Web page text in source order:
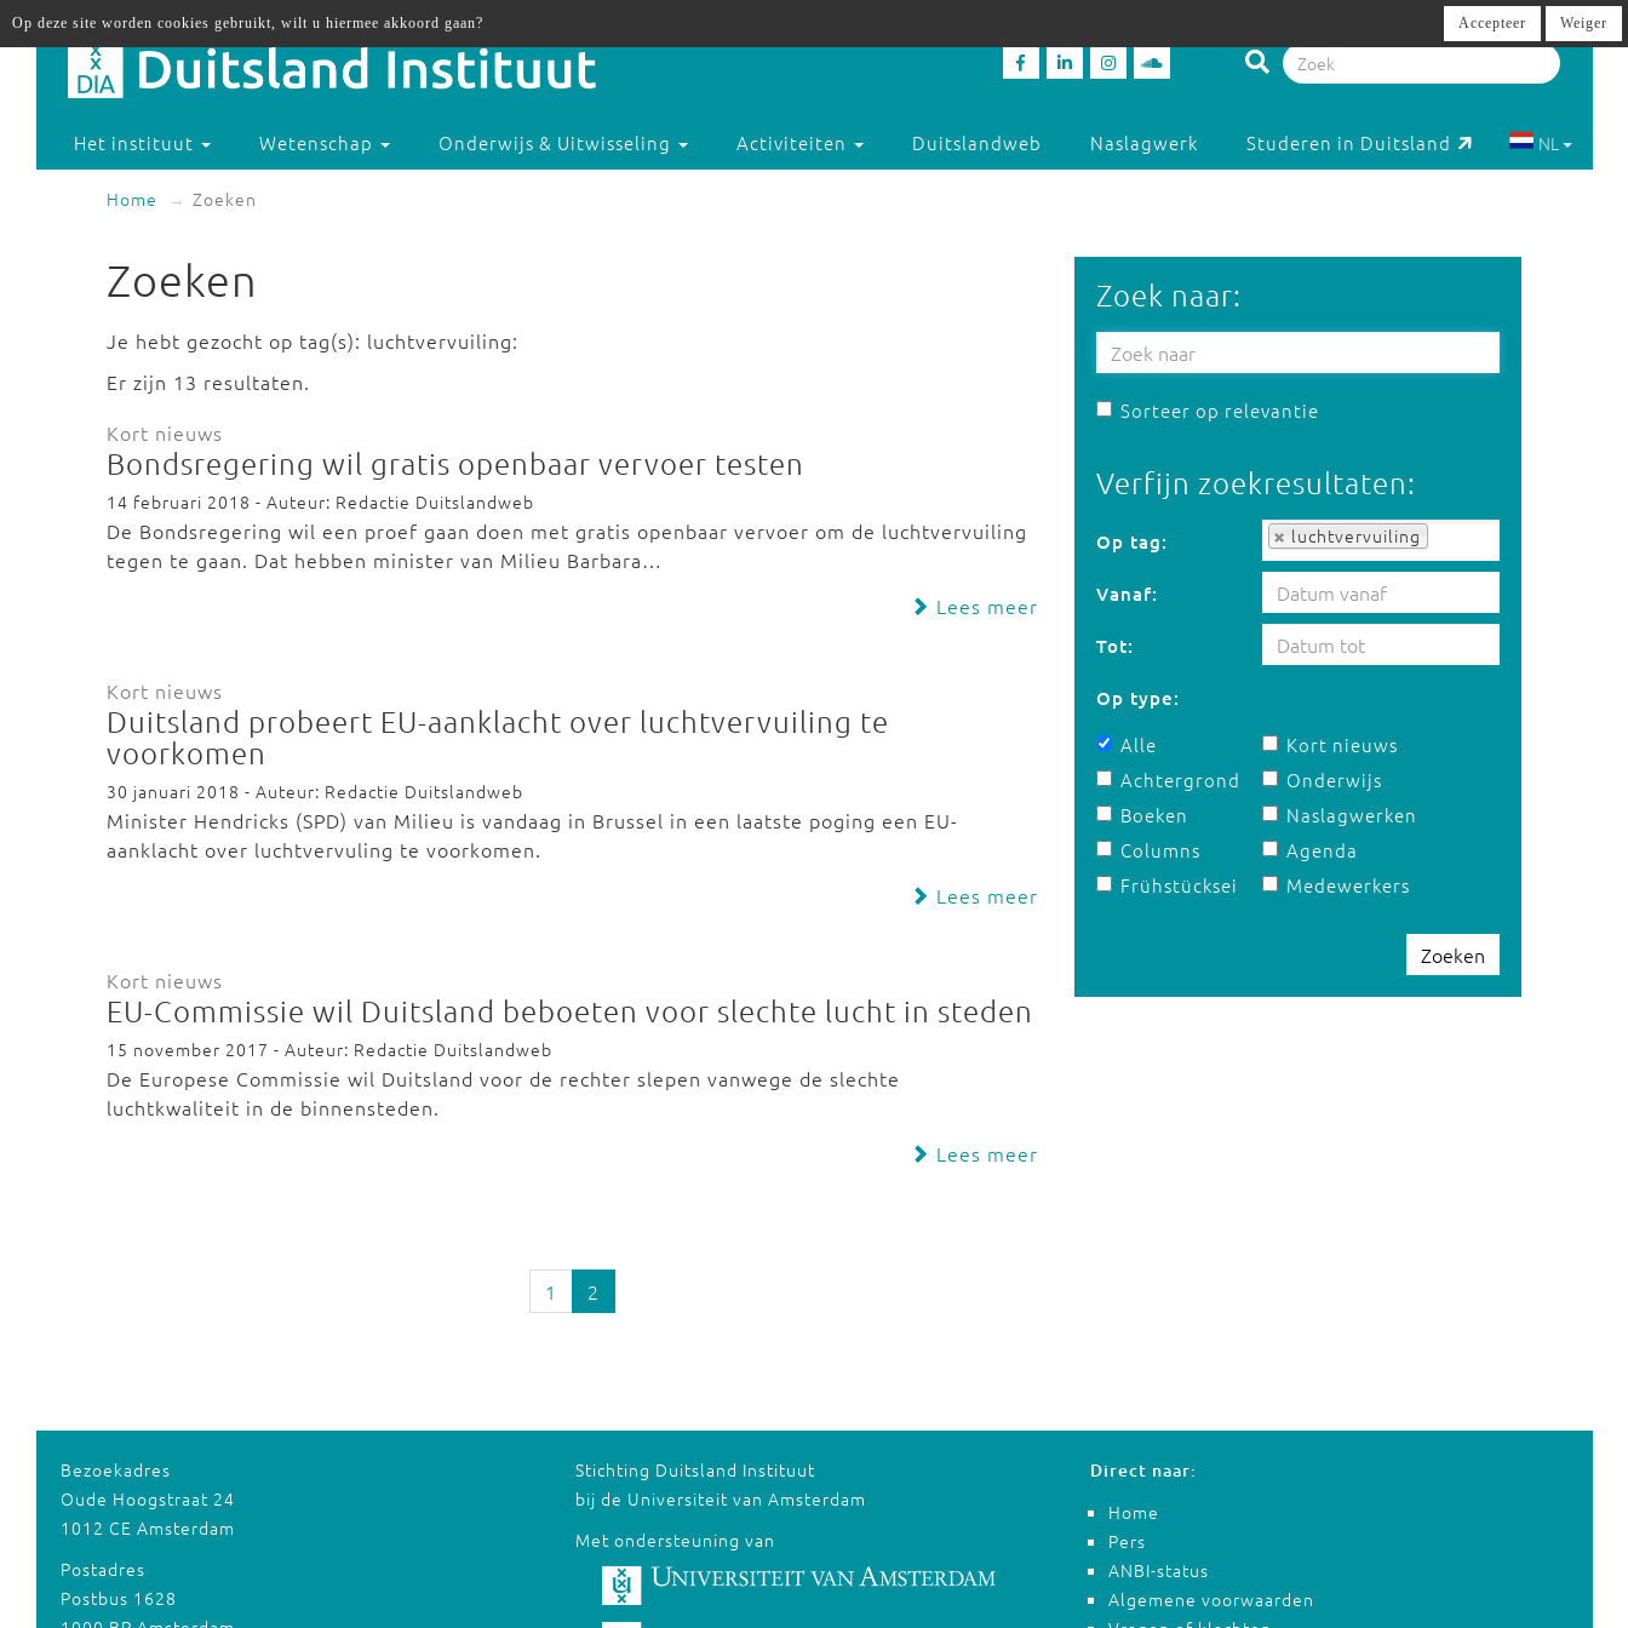
Het instituut Wetenschap Onderwijs & Uitwisseling Activiteiten Duitslandweb Naslagwerk Studeren in Duitsland NL
Home Zoeken
Zoeken
Je hebt gezocht op tag(s): luchtvervuiling:
Er zijn 13 resultaten.
Kort nieuws
Bondsregering wil gratis openbaar vervoer testen
14 februari 2018 - Auteur: Redactie Duitslandweb
De Bondsregering wil een proef gaan doen met gratis openbaar vervoer om de luchtvervuiling
tegen te gaan. Dat hebben minister van Milieu Barbara…
Lees meer
Kort nieuws
Duitsland probeert EU-aanklacht over luchtvervuiling te
voorkomen
30 januari 2018 - Auteur: Redactie Duitslandweb
Minister Hendricks (SPD) van Milieu is vandaag in Brussel in een laatste poging een EU-
aanklacht over luchtvervuling te voorkomen.
Lees meer
Kort nieuws
EU-Commissie wil Duitsland beboeten voor slechte lucht in steden
15 november 2017 - Auteur: Redactie Duitslandweb
De Europese Commissie wil Duitsland voor de rechter slepen vanwege de slechte
luchtkwaliteit in de binnensteden.
Lees meer
1 2
Zoek naar:
Sorteer op relevantie
Verfijn zoekresultaten:
Op tag: luchtvervuiling
Op tag:
Vanaf:
Tot:
Op type:
Alle
Achtergrond
Boeken
Columns
Frühstücksei
Kort nieuws
Onderwijs
Naslagwerken
Agenda
Medewerkers
Zoeken
Bezoekadres
Oude Hoogstraat 24
1012 CE Amsterdam
Postadres
Postbus 1628
Stichting Duitsland Instituut
bij de Universiteit van Amsterdam
Met ondersteuning van
Direct naar:
Home
Pers
ANBI-status
Algemene voorwaarden
Op deze site worden cookies gebruikt, wilt u hiermee akkoord gaan? Accepteer Weiger